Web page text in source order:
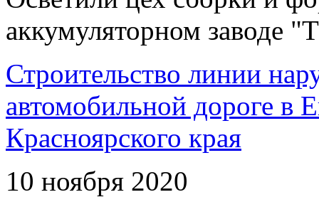
аккумуляторном заводе
Строительство линии
автомобильной дороге в
Красноярского края
10 ноября 2020